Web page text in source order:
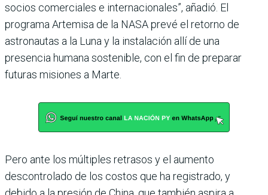
socios comerciales e internacionales”, añadió. El
programa Artemisa de la NASA prevé el retorno de
astronautas a la Luna y la instalación allí de una
presencia humana sostenible, con el fin de preparar
futuras misiones a Marte.
Pero ante los múltiples retrasos y el aumento
descontrolado de los costos que ha registrado, y